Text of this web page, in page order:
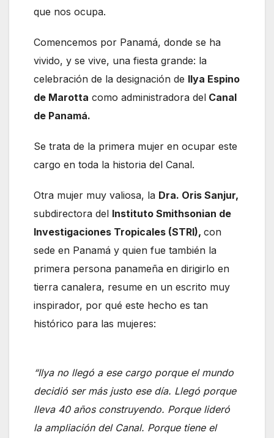
que nos ocupa.
Comencemos por Panamá, donde se ha
vivido, y se vive, una fiesta grande: la
celebración de la designación de Ilya Espino
de Marotta como administradora del Canal
de Panamá.
Se trata de la primera mujer en ocupar este
cargo en toda la historia del Canal.
Otra mujer muy valiosa, la Dra. Oris Sanjur,
subdirectora del Instituto Smithsonian de
Investigaciones Tropicales (STRI), con
sede en Panamá y quien fue también la
primera persona panameña en dirigirlo en
tierra canalera, resume en un escrito muy
inspirador, por qué este hecho es tan
histórico para las mujeres:
“Ilya no llegó a ese cargo porque el mundo
decidió ser más justo ese día. Llegó porque
lleva 40 años construyendo. Porque lideró
la ampliación del Canal. Porque tiene el